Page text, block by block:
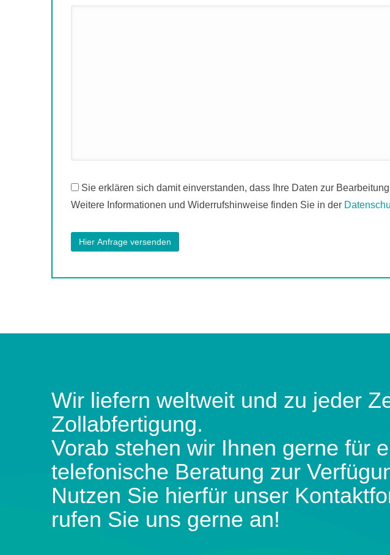
Sie erklären sich damit einverstanden, dass Ihre Daten zur
Weitere Informationen und Widerrufshinweise finden Sie in der
Wir liefern weltweit und zu jeder
Zollabfertigung.
Vorab stehen wir Ihnen gerne für
telefonische Beratung zur
Nutzen Sie hierfür unser
rufen Sie uns gerne an!